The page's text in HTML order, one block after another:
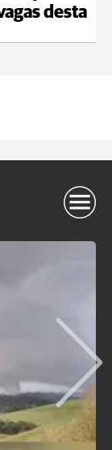
desta